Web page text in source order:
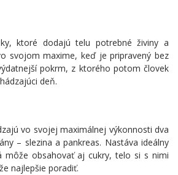
ktoré dodajú telu potrebné živiny a
svojom maxime, keď je pripravený bez
pokrm, z ktorého potom človek
deň.
vo svojej maximálnej výkonnosti dva
– slezina a pankreas. Nastáva ideálny
môže obsahovať aj cukry, telo si s nimi
najlepšie poradiť.